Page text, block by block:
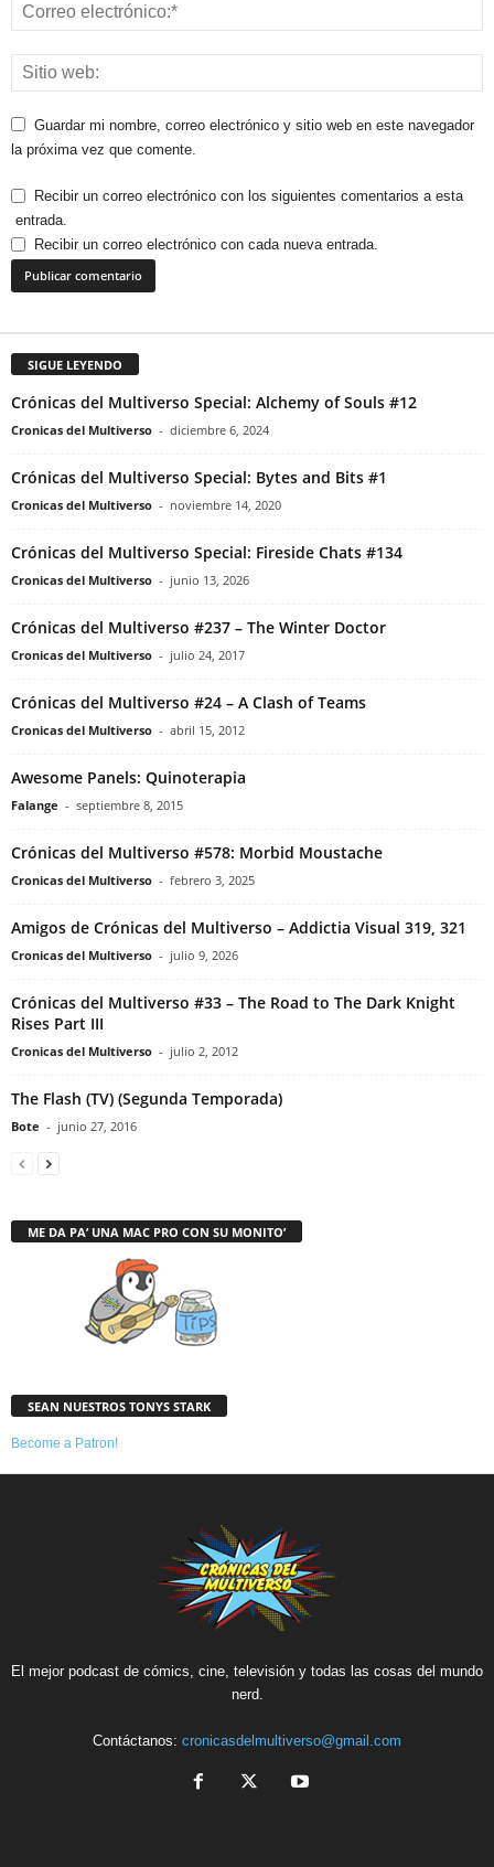
Guardar mi nombre, correo electrónico y sitio web en este navegador
la próxima vez que comente.
Recibir un correo electrónico con los siguientes comentarios a esta
entrada.
Recibir un correo electrónico con cada nueva entrada.
SIGUE LEYENDO
Crónicas del Multiverso Special: Alchemy of Souls #12
Cronicas del Multiverso - diciembre 6, 2024
Crónicas del Multiverso Special: Bytes and Bits #1
Cronicas del Multiverso - noviembre 14, 2020
Crónicas del Multiverso Special: Fireside Chats #134
Cronicas del Multiverso - junio 13, 2026
Crónicas del Multiverso #237 – The Winter Doctor
Cronicas del Multiverso - julio 24, 2017
Crónicas del Multiverso #24 – A Clash of Teams
Cronicas del Multiverso - abril 15, 2012
Awesome Panels: Quinoterapia
Falange - septiembre 8, 2015
Crónicas del Multiverso #578: Morbid Moustache
Cronicas del Multiverso - febrero 3, 2025
Amigos de Crónicas del Multiverso – Addictia Visual 319, 321
Cronicas del Multiverso - julio 9, 2026
Crónicas del Multiverso #33 – The Road to The Dark Knight
Rises Part III
Cronicas del Multiverso - julio 2, 2012
The Flash (TV) (Segunda Temporada)
Bote - junio 27, 2016
ME DA PA’ UNA MAC PRO CON SU MONITO’
SEAN NUESTROS TONYS STARK
Become a Patron!
El mejor podcast de cómics, cine, televisión y todas las cosas del mundo
nerd.
Contáctanos: cronicasdelmultiverso@gmail.com